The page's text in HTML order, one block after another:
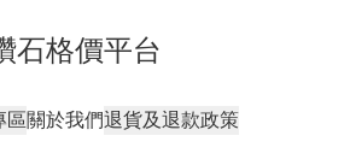
石格價平台
區關於我們退貨及退款政策